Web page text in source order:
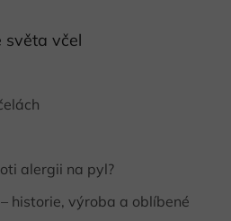
světa včel
alergii na pyl?
historie, výroba a oblíbené